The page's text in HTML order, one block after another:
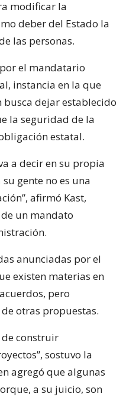
modificar la
deber del Estado la
las personas.
el mandatario
instancia en la que
dejar establecido
la seguridad de la
estatal.
a decir en su propia
gente no es una
afirmó Kast,
un mandato
anunciadas por el
existen materias en
pero
otras propuestas.
construir
sostuvo la
agregó que algunas
a su juicio, son